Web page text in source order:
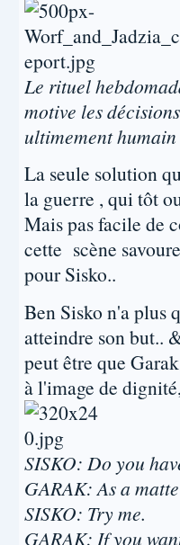
Le rituel
motive les
ultimement
La seule solution
la guerre , qui tôt
Mais pas facile de
cette scène
pour Sisko..
Ben Sisko n'a plus
atteindre son but..
peut être que
à l'image de
SISKO: Do you
GARAK: As a
SISKO: Try me.
GARAK: If you